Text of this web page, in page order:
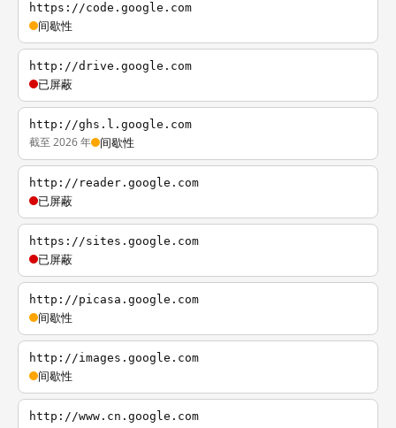
https://code.google.com
间歇性
http://drive.google.com
已屏蔽
http://ghs.l.google.com
截至 2026 年 间歇性
http://reader.google.com
已屏蔽
https://sites.google.com
已屏蔽
http://picasa.google.com
间歇性
http://images.google.com
间歇性
http://www.cn.google.com